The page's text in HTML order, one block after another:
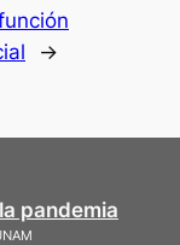
→
pandemia